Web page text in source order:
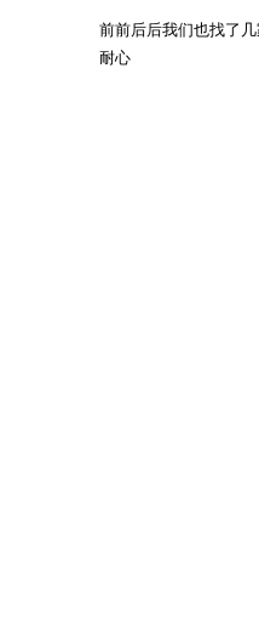
前前后后我们也找了
耐心